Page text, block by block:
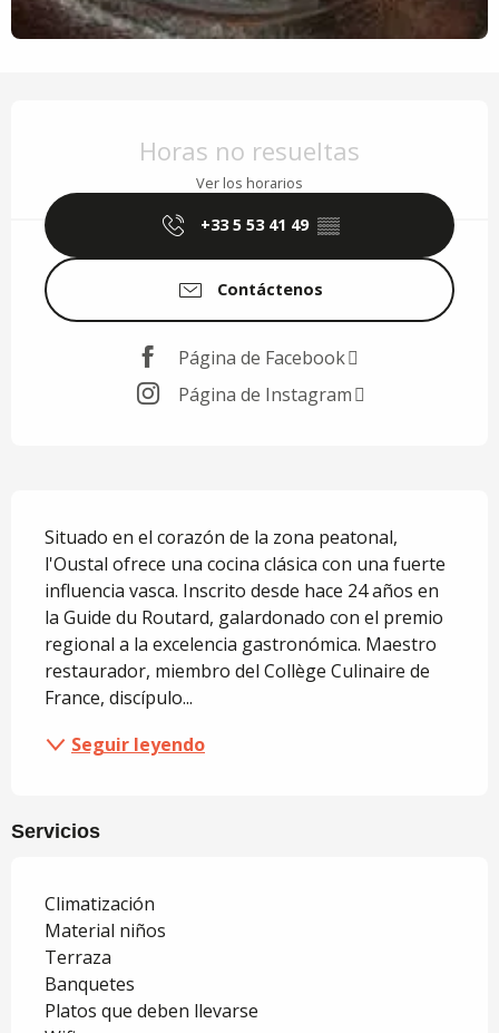
Horas no resueltas
Ver los horarios
+33 5 53 41 49 ▒▒
Contáctenos
Página de Facebook
Página de Instagram
Situado en el corazón de la zona peatonal,
l'Oustal ofrece una cocina clásica con una fuerte
influencia vasca. Inscrito desde hace 24 años en
la Guide du Routard, galardonado con el premio
regional a la excelencia gastronómica. Maestro
restaurador, miembro del Collège Culinaire de
France, discípulo...
Seguir leyendo
Servicios
Climatización
Material niños
Terraza
Banquetes
Platos que deben llevarse